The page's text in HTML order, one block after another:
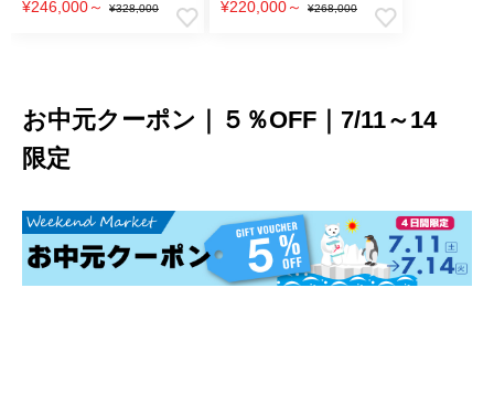
¥246,000～ ¥328,000 ¥220,000～ ¥268,000
お中元クーポン｜５％OFF｜7/11～14
限定